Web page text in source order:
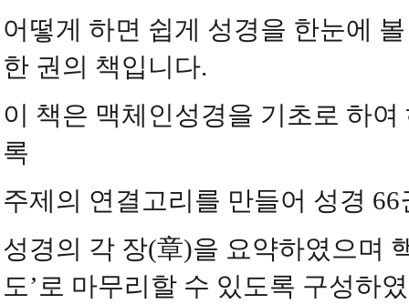
어떻게 하면 쉽게 성경을 한눈에
한 권의 책입니다.
이 책은 맥체인성경을 기초로 하
록
주제의 연결고리를 만들어 성경 66
성경의 각 장(章)을 요약하였으며
도’ 로 마무리할 수 있도록 구성하